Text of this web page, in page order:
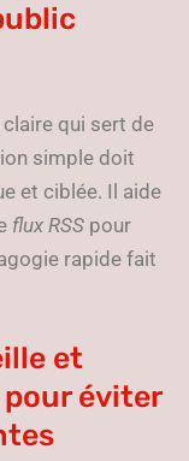
qui sert de
simple doit
et ciblée. Il aide
flux RSS pour
rapide fait
et
éviter